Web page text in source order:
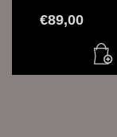
€89,00